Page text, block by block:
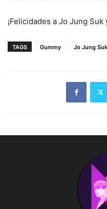
¡Felicidades a Jo Jung Suk
TAGS Gummy Jo Jung Suk